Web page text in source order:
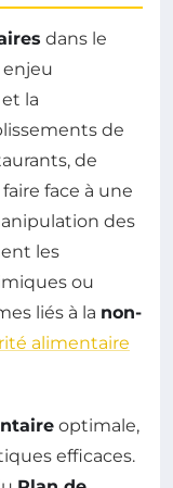
dans le
et la
de
de
face à une
des
les
ou
liés à la non-
alimentaire
optimale,
efficaces.